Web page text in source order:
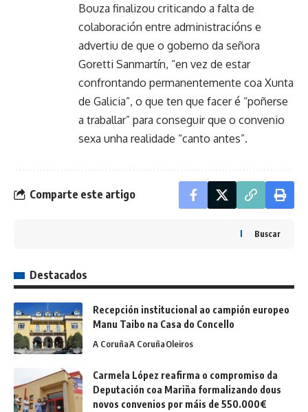
Bouza finalizou criticando a falta de
colaboración entre administracións e
advertiu de que o goberno da señora
Goretti Sanmartín, “en vez de estar
confrontando permanentemente coa Xunta
de Galicia”, o que ten que facer é “poñerse
a traballar” para conseguir que o convenio
sexa unha realidade “canto antes”.
Comparte este artigo
Buscar
Destacados
Recepción institucional ao campión europeo
Manu Taibo na Casa do Concello
A CoruñaA CoruñaOleiros
Carmela López reafirma o compromiso da
Deputación coa Mariña formalizando dous
novos convenios por máis de 550.000€